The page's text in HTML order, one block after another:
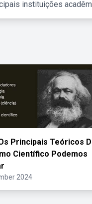
instituições
Principais Teóricos
Científico Podemos
2024